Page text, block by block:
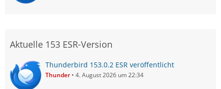
Aktuelle 153 ESR-Version
Thunderbird 153.0.2 ESR veröffentlicht
Thunder 4. August 2026 um 22:34